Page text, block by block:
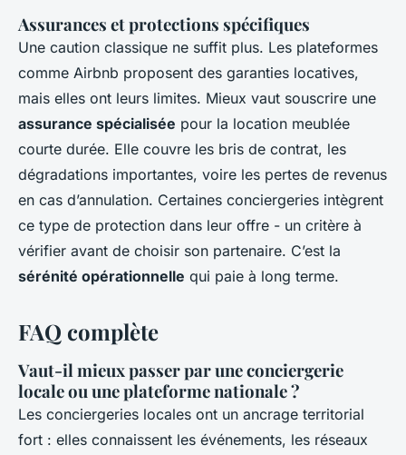
Assurances et protections spécifiques
Une caution classique ne suffit plus. Les plateformes
comme Airbnb proposent des garanties locatives,
mais elles ont leurs limites. Mieux vaut souscrire une
assurance spécialisée pour la location meublée
courte durée. Elle couvre les bris de contrat, les
dégradations importantes, voire les pertes de revenus
en cas d’annulation. Certaines conciergeries intègrent
ce type de protection dans leur offre - un critère à
vérifier avant de choisir son partenaire. C’est la
sérénité opérationnelle qui paie à long terme.
FAQ complète
Vaut-il mieux passer par une conciergerie
locale ou une plateforme nationale ?
Les conciergeries locales ont un ancrage territorial
fort : elles connaissent les événements, les réseaux